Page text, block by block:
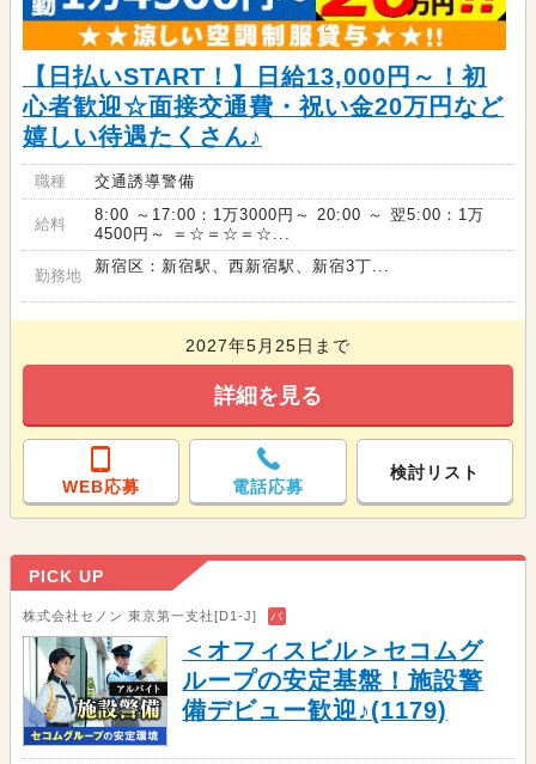
【日払いSTART！】日給13,000円～！初
心者歓迎☆面接交通費・祝い金20万円など
嬉しい待遇たくさん♪
職種 交通誘導警備
給料
8:00 ～17:00：1万3000円～ 20:00 ～ 翌5:00：1万
4500円～ ＝☆＝☆＝☆...
勤務地
新宿区：新宿駅、西新宿駅、新宿3丁...
2027年5月25日まで
詳細を見る
WEB応募 電話応募
検討リスト
PICK UP
株式会社セノン 東京第一支社[D1-J] バ
＜オフィスビル＞セコムグ
ループの安定基盤！施設警
備デビュー歓迎♪(1179)